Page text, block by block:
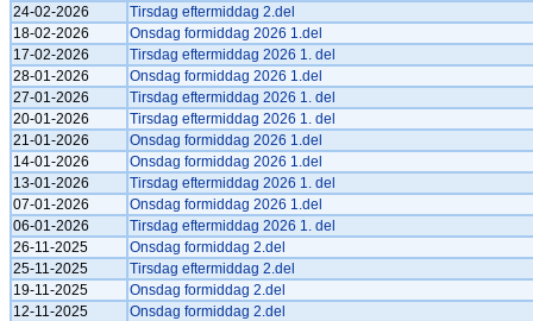
24-02-2026
Tirsdag eftermiddag 2.del
18-02-2026
Onsdag formiddag 2026 1.del
17-02-2026
Tirsdag eftermiddag 2026 1. del
28-01-2026
Onsdag formiddag 2026 1.del
27-01-2026
Tirsdag eftermiddag 2026 1. del
20-01-2026
Tirsdag eftermiddag 2026 1. del
21-01-2026
Onsdag formiddag 2026 1.del
14-01-2026
Onsdag formiddag 2026 1.del
13-01-2026
Tirsdag eftermiddag 2026 1. del
07-01-2026
Onsdag formiddag 2026 1.del
06-01-2026
Tirsdag eftermiddag 2026 1. del
26-11-2025
Onsdag formiddag 2.del
25-11-2025
Tirsdag eftermiddag 2.del
19-11-2025
Onsdag formiddag 2.del
12-11-2025
Onsdag formiddag 2.del